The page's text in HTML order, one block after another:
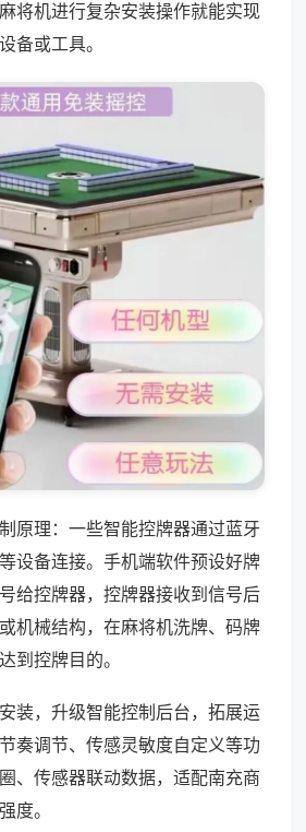
将机进行复杂安装操作就能实现
备或工具。
原理：一些智能控牌器通过蓝牙
设备连接。手机端软件预设好牌
给控牌器，控牌器接收到信号后
机械结构，在麻将机洗牌、码牌
到控牌目的。
装，升级智能控制后台，拓展运
奏调节、传感灵敏度自定义等功
、传感器联动数据，适配南充商
度。